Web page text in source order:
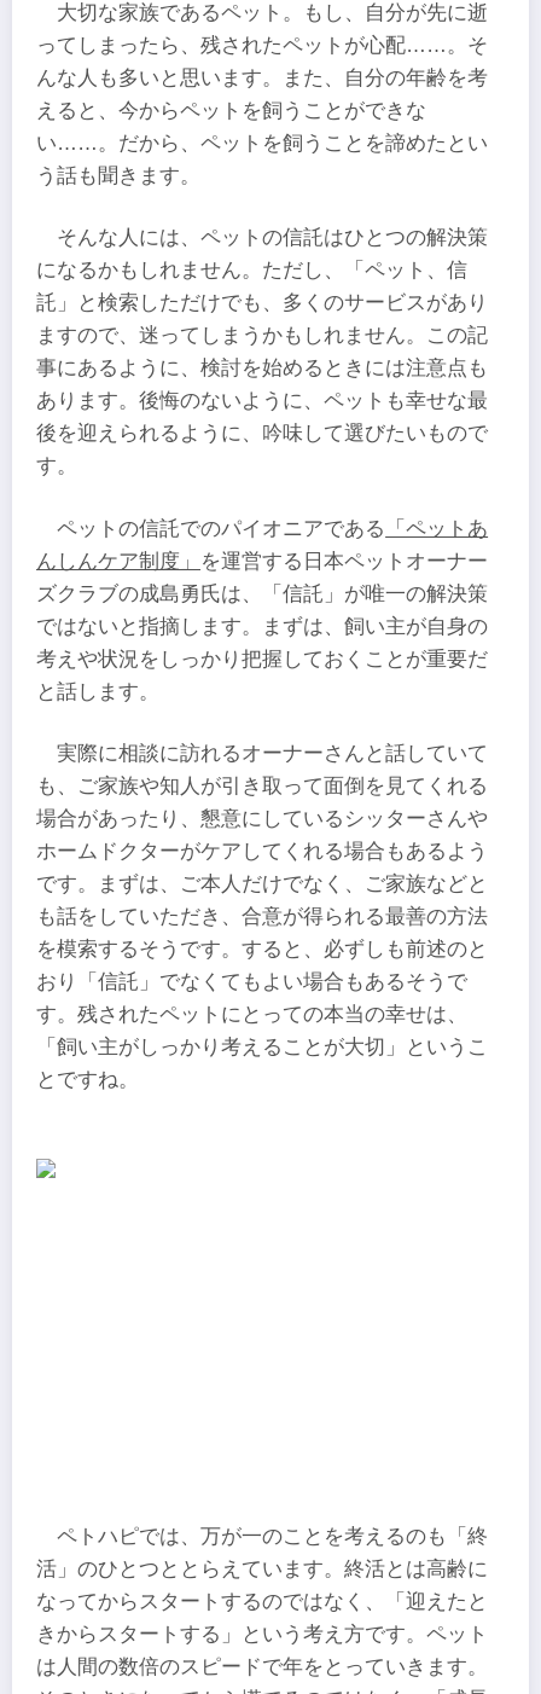
大切な家族であるペット。もし、自分が先に逝
ってしまったら、残されたペットが心配……。そ
んな人も多いと思います。また、自分の年齢を考
えると、今からペットを飼うことができな
い……。だから、ペットを飼うことを諦めたとい
う話も聞きます。
そんな人には、ペットの信託はひとつの解決策
になるかもしれません。ただし、「ペット、信
託」と検索しただけでも、多くのサービスがあり
ますので、迷ってしまうかもしれません。この記
事にあるように、検討を始めるときには注意点も
あります。後悔のないように、ペットも幸せな最
後を迎えられるように、吟味して選びたいもので
す。
ペットの信託でのパイオニアである
「ペットあ
んしんケア制度」
を運営する日本ペットオーナー
ズクラブの成島勇氏は、「信託」が唯一の解決策
ではないと指摘します。まずは、飼い主が自身の
考えや状況をしっかり把握しておくことが重要だ
と話します。
実際に相談に訪れるオーナーさんと話していて
も、ご家族や知人が引き取って面倒を見てくれる
場合があったり、懇意にしているシッターさんや
ホームドクターがケアしてくれる場合もあるよう
です。まずは、ご本人だけでなく、ご家族などと
も話をしていただき、合意が得られる最善の方法
を模索するそうです。すると、必ずしも前述のと
おり「信託」でなくてもよい場合もあるそうで
す。残されたペットにとっての本当の幸せは、
「飼い主がしっかり考えることが大切」というこ
とですね。
ペトハピでは、万が一のことを考えるのも「終
活」のひとつととらえています。終活とは高齢に
なってからスタートするのではなく、「迎えたと
きからスタートする」という考え方です。ペット
は人間の数倍のスピードで年をとっていきます。